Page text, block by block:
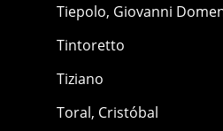
Tiepolo, Giovanni
Tintoretto
Tiziano
Toral, Cristóbal